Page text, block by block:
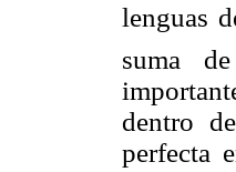
lenguas
suma
dentro
perfecta